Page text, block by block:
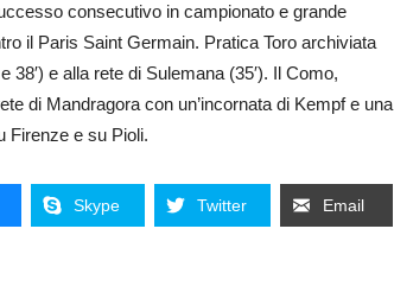
consecutivo in campionato e grande
il Paris Saint Germain. Pratica Toro archiviata
e alla rete di Sulemana (35′). Il Como,
di Mandragora con un’incornata di Kempf e una
Firenze e su Pioli.
Skype Twitter Email